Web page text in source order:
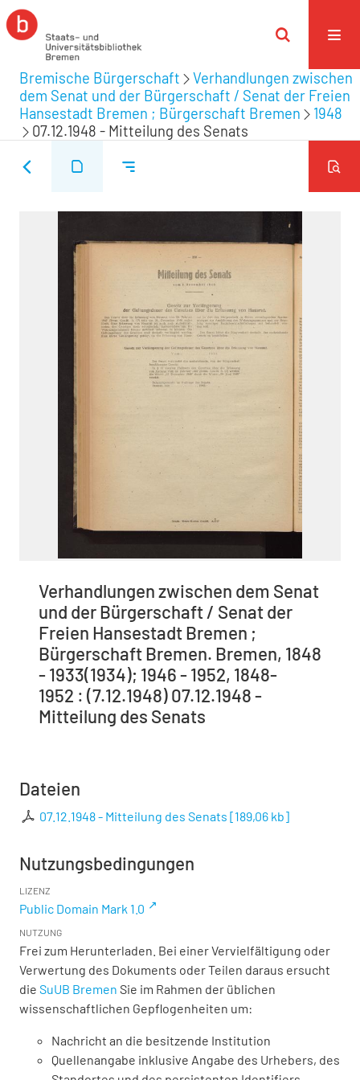
Bremische Bürgerschaft
Verhandlungen zwischen
dem Senat und der Bürgerschaft / Senat der Freien
Hansestadt Bremen ; Bürgerschaft Bremen
1948
07.12.1948 - Mitteilung des Senats
Verhandlungen zwischen dem Senat
und der Bürgerschaft / Senat der
Freien Hansestadt Bremen ;
Bürgerschaft Bremen. Bremen, 1848
- 1933(1934); 1946 - 1952, 1848-
1952 : (7.12.1948) 07.12.1948 -
Mitteilung des Senats
Dateien
07.12.1948 - Mitteilung des Senats [189,06 kb]
Nutzungsbedingungen
LIZENZ
Public Domain Mark 1.0
NUTZUNG
Frei zum Herunterladen. Bei einer Vervielfältigung oder
Verwertung des Dokuments oder Teilen daraus ersucht
die SuUB Bremen Sie im Rahmen der üblichen
wissenschaftlichen Gepflogenheiten um:
Nachricht an die besitzende Institution
Quellenangabe inklusive Angabe des Urhebers, des